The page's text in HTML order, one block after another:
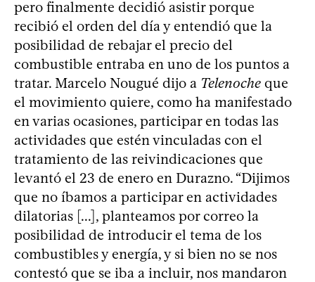
pero finalmente decidió asistir porque
recibió el orden del día y entendió que la
posibilidad de rebajar el precio del
combustible entraba en uno de los puntos a
tratar. Marcelo Nougué dijo a Telenoche que
el movimiento quiere, como ha manifestado
en varias ocasiones, participar en todas las
actividades que estén vinculadas con el
tratamiento de las reivindicaciones que
levantó el 23 de enero en Durazno. “Dijimos
que no íbamos a participar en actividades
dilatorias [...], planteamos por correo la
posibilidad de introducir el tema de los
combustibles y energía, y si bien no se nos
contestó que se iba a incluir, nos mandaron